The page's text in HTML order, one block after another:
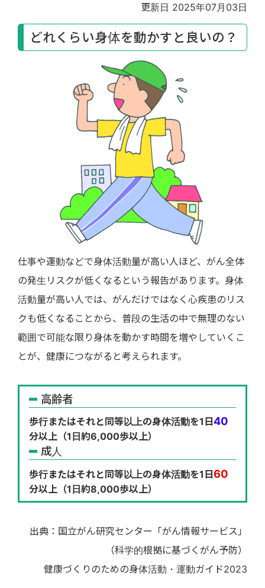
更新日 2025年07月03日
どれくらい身体を動かすと良いの？
仕事や運動などで身体活動量が高い人ほど、がん全体
の発生リスクが低くなるという報告があります。身体
活動量が高い人では、がんだけではなく心疾患のリス
クも低くなることから、普段の生活の中で無理のない
範囲で可能な限り身体を動かす時間を増やしていくこ
とが、健康につながると考えられます。
高齢者
歩行またはそれと同等以上の身体活動を1日 40
分以上（1日約6,000歩以上）
成人
歩行またはそれと同等以上の身体活動を1日60
分以上（1日約8,000歩以上）
出典：国立がん研究センター「がん情報サービス」
（科学的根拠に基づくがん予防）
健康づくりのための身体活動・運動ガイド2023